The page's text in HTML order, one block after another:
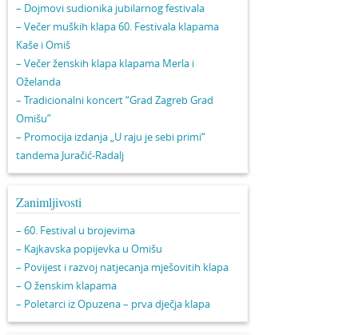
– Dojmovi sudionika jubilarnog festivala
– Večer muških klapa 60. Festivala klapama
Kaše i Omiš
– Večer ženskih klapa klapama Merla i
Oželanda
– Tradicionalni koncert “Grad Zagreb Grad
Omišu”
– Promocija izdanja „U raju je sebi primi“
tandema Juračić-Radalj
Zanimljivosti
– 60. Festival u brojevima
– Kajkavska popijevka u Omišu
– Povijest i razvoj natjecanja mješovitih klapa
– O ženskim klapama
– Poletarci iz Opuzena – prva dječja klapa